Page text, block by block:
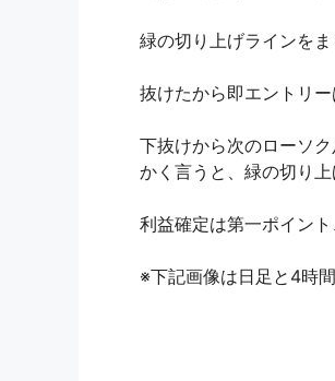
緑の切り上げラインを
抜けたから即エントリ
下抜けから次のローソ
かく言うと、緑の切り
利益確定は第一ポイン
※下記画像は日足と4時